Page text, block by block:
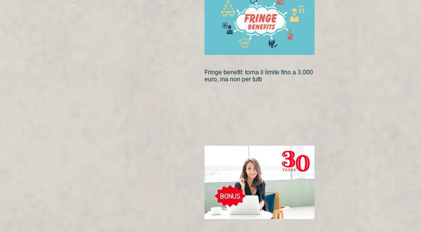
Fringe benefit: torna il limite fino a 3.000
euro, ma non per tutti